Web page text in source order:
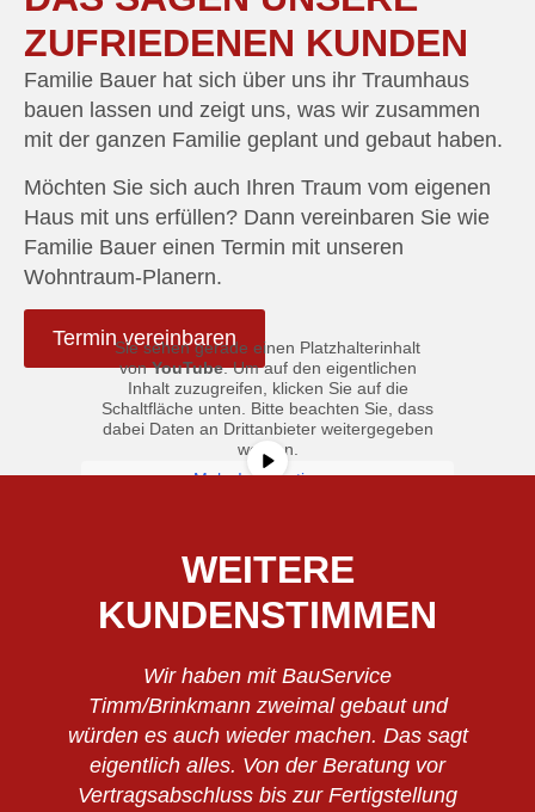
ZUFRIEDENEN KUNDEN
Familie Bauer hat sich über uns ihr Traumhaus
bauen lassen und zeigt uns, was wir zusammen
mit der ganzen Familie geplant und gebaut haben.
Möchten Sie sich auch Ihren Traum vom eigenen
Haus mit uns erfüllen? Dann vereinbaren Sie wie
Familie Bauer einen Termin mit unseren
Wohntraum-Planern.
Termin vereinbaren
Sie sehen gerade einen Platzhalterinhalt
vonYouTube. Um auf den eigentlichen
Inhalt zuzugreifen, klicken Sie auf die
Schaltfläche unten. Bitte beachten Sie, dass
dabei Daten an Drittanbieter weitergegeben
werden.
Mehr Informationen
Erforderlichen Service akzeptieren
WEITERE
KUNDENSTIMMEN
Wir haben mit BauService
Timm/Brinkmann zweimal gebaut und
würden es auch wieder machen. Das sagt
eigentlich alles. Von der Beratung vor
Vertragsabschluss bis zur Fertigstellung